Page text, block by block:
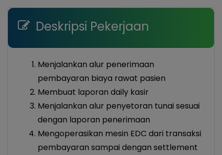
Deskripsi Pekerjaan
Menjalankan alur penerimaan
pembayaran biaya rawat pasien
Membuat laporan daily kasir
Menjalankan alur penyetoran tunai sesuai
dengan laporan penerimaan
Mengoperasikan mesin EDC dari transaksi
pembayaran sampai dengan settlement